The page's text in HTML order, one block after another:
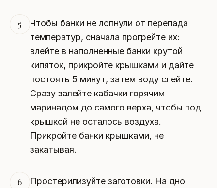
5
Чтобы банки не лопнули от перепада
температур, сначала прогрейте их:
влейте в наполненные банки крутой
кипяток, прикройте крышками и дайте
постоять 5 минут, затем воду слейте.
Сразу залейте кабачки горячим
маринадом до самого верха, чтобы под
крышкой не осталось воздуха.
Прикройте банки крышками, не
закатывая.
6
Простерилизуйте заготовки. На дно